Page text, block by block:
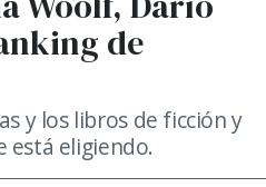
de
y los libros de ficción y
está eligiendo.